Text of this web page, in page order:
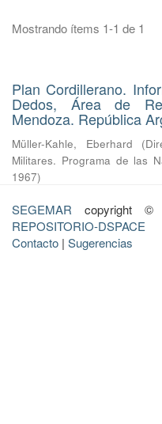
Mostrando ítems 1-1 de 1
Plan Cordillerano.
Dedos, Área de
Mendoza. República
Müller-Kahle, Eberhard (
Militares. Programa de las
1967)
SEGEMAR copyright ©
REPOSITORIO-DSPACE
Contacto | Sugerencias